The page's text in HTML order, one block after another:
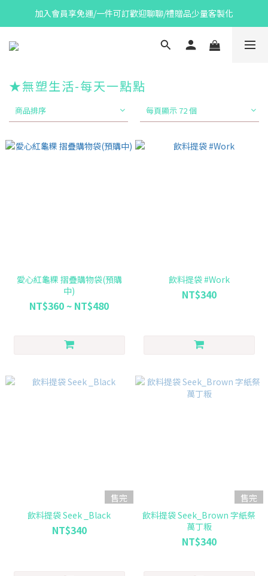
加入會員享免運/一件可訂歡迎聊聊/禮贈品少量客製化
★無塑生活-每天一點點
商品排序 每頁顯示 72 個
愛心紅龜粿 摺疊購物袋(預購
中)
NT$360 ~ NT$480
飲料提袋 #Work
NT$340
售完
飲料提袋 Seek _Black
NT$340
售完
飲料提袋 Seek_Brown 字紙祭
萬丁粄
NT$340